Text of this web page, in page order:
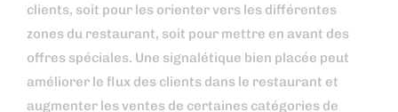
clients, soit pour les orienter vers les différentes
zones du restaurant, soit pour mettre en avant des
offres spéciales. Une signalétique bien placée peut
améliorer le flux des clients dans le restaurant et
augmenter les ventes de certaines catégories de